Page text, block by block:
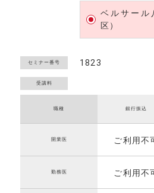
ベルサール
区）
セミナー番号 1823
職種 銀行振込
開業医 ご利用不
勤務医 ご利用不